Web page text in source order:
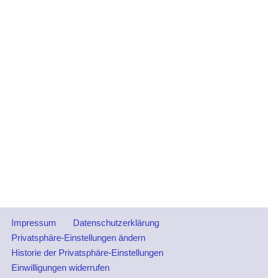
Impressum
Datenschutzerklärung
Privatsphäre-Einstellungen ändern
Historie der Privatsphäre-Einstellungen
Einwilligungen widerrufen